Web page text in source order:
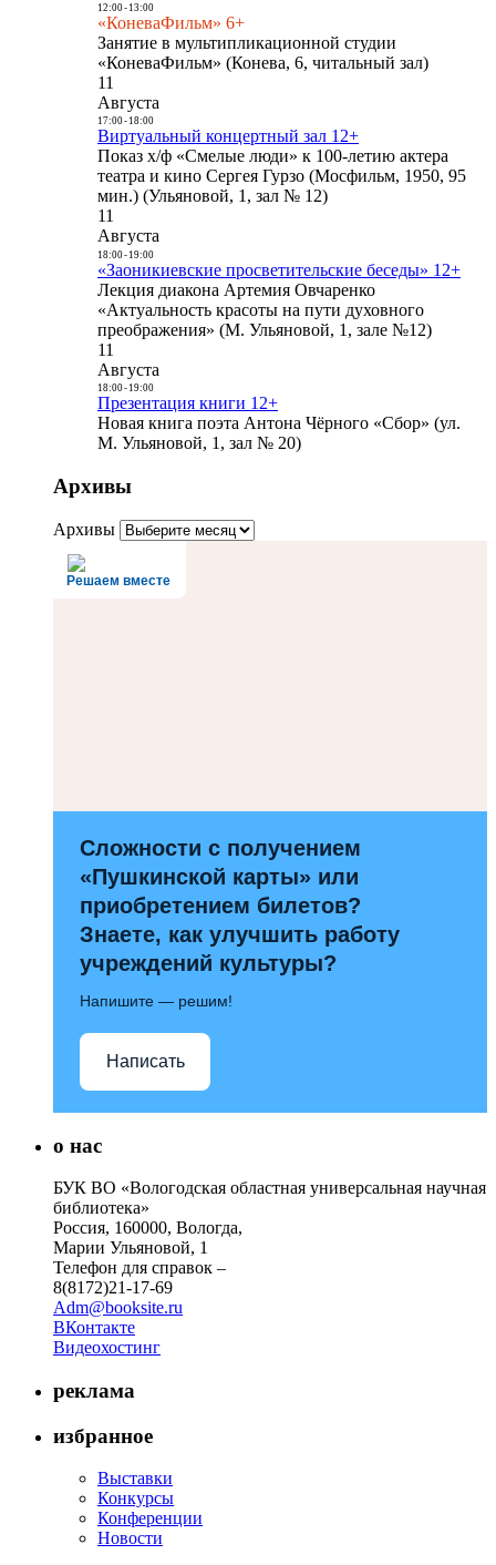
12:00- 13:00
«КоневаФильм» 6+
Занятие в мультипликационной студии
«КоневаФильм» (Конева, 6, читальный зал)
11
Августа
17:00- 18:00
Виртуальный концертный зал 12+
Показ х/ф «Смелые люди» к 100-летию актера
театра и кино Сергея Гурзо (Мосфильм, 1950, 95
мин.) (Ульяновой, 1, зал № 12)
11
Августа
18:00- 19:00
«Заоникиевские просветительские беседы» 12+
Лекция диакона Артемия Овчаренко
«Актуальность красоты на пути духовного
преображения» (М. Ульяновой, 1, зале №12)
11
Августа
18:00- 19:00
Презентация книги 12+
Новая книга поэта Антона Чёрного «Сбор» (ул.
М. Ульяновой, 1, зал № 20)
Архивы
Архивы
Решаем вместе
Сложности с получением
«Пушкинской карты» или
приобретением билетов?
Знаете, как улучшить работу
учреждений культуры?
Напишите — решим!
Написать
о нас
БУК ВО «Вологодская областная универсальная научная
библиотека»
Россия, 160000, Вологда,
Марии Ульяновой, 1
Телефон для справок –
8(8172)21-17-69
Adm@booksite.ru
ВКонтакте
Видеохостинг
реклама
избранное
Выставки
Конкурсы
Конференции
Новости